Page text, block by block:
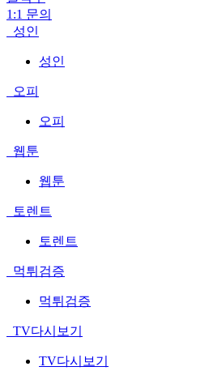
1:1 문의
성인
성인
오피
오피
웹툰
웹툰
토렌트
토렌트
먹튀검증
먹튀검증
TV다시보기
TV다시보기